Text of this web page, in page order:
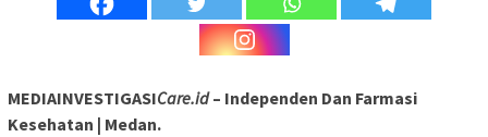
MEDIAINVESTIGASICare.id– Independen Dan Farmasi
Kesehatan | Medan.